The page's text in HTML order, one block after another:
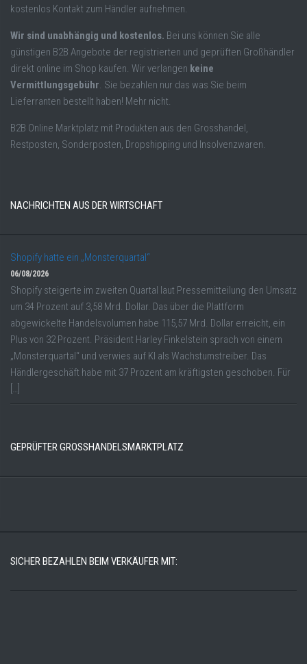
kostenlos Kontakt zum Händler aufnehmen.
Wir sind unabhängig und kostenlos. Bei uns können Sie alle
günstigen B2B Angebote der registrierten und geprüften Großhändler
direkt online im Shop kaufen. Wir verlangen keine
Vermittlungsgebühr. Sie bezahlen nur das was Sie beim
Lieferranten bestellt haben! Mehr nicht.
B2B Online Marktplatz mit Produkten aus den Grosshandel,
Restposten, Sonderposten, Dropshipping und Insolvenzwaren.
NACHRICHTEN AUS DER WIRTSCHAFT
Shopify hatte ein „Monsterquartal“
06/08/2026
Shopify steigerte im zweiten Quartal laut Pressemitteilung den Umsatz
um 34 Prozent auf 3,58 Mrd. Dollar. Das über die Plattform
abgewickelte Handelsvolumen habe 115,57 Mrd. Dollar erreicht, ein
Plus von 32 Prozent. Präsident Harley Finkelstein sprach von einem
„Monsterquartal“ und verwies auf KI als Wachstumstreiber. Das
Händlergeschäft habe mit 37 Prozent am kräftigsten geschoben. Für
[…]
GEPRÜFTER GROSSHANDELSMARKTPLATZ
SICHER BEZAHLEN BEIM VERKÄUFER MIT: